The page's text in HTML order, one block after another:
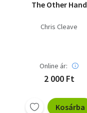
The Other Hand
Chris Cleave
Online ár:
2 000 Ft
Kosárba